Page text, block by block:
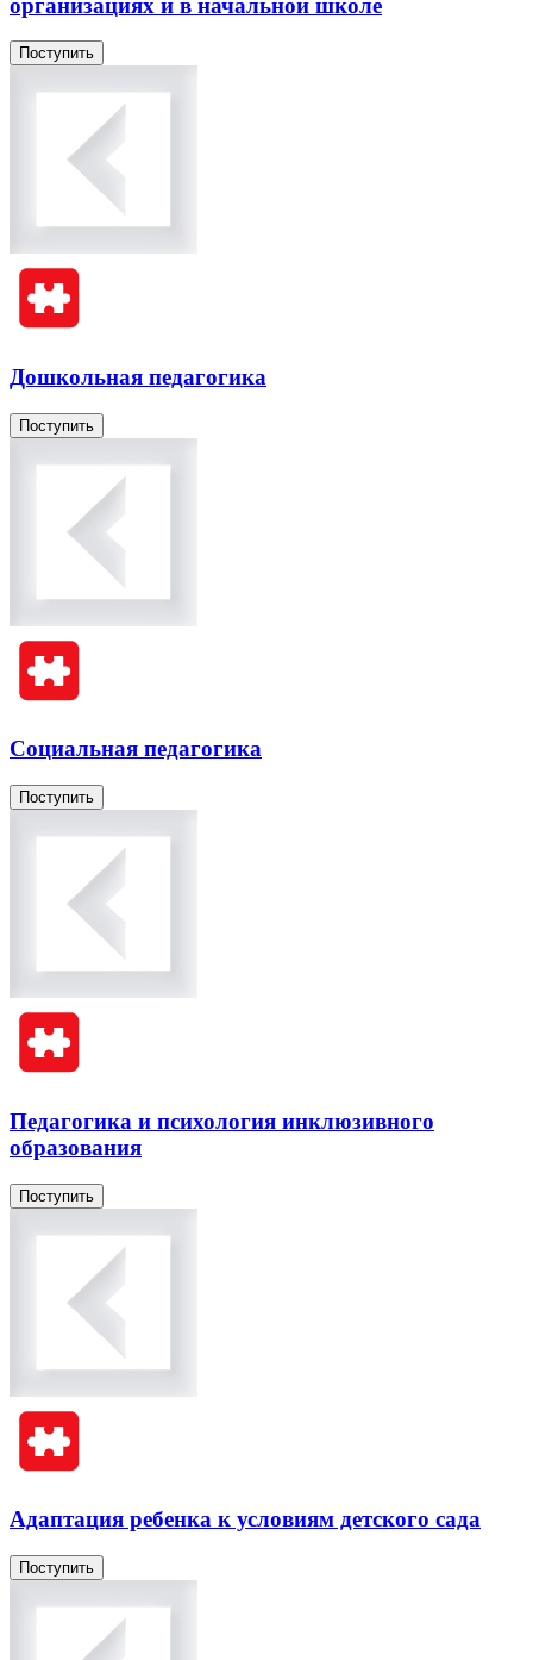
Поступить
Дошкольная педагогика
Поступить
Социальная педагогика
Поступить
Педагогика и психология инклюзивного
образования
Поступить
Адаптация ребенка к условиям детского сада
Поступить